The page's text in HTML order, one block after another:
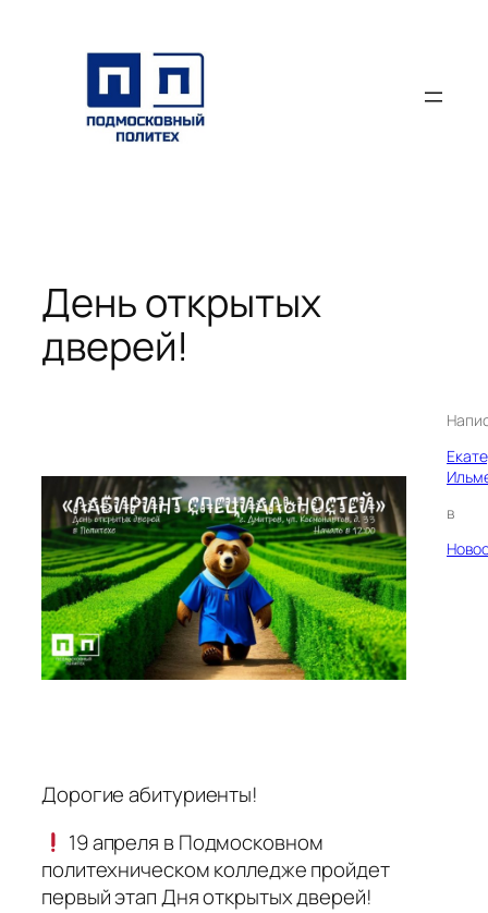
содержимому
День открытых
дверей!
в
Дорогие абитуриенты!
19 апреля в Подмосковном
политехническом колледже пройдет
первый этап Дня открытых дверей!